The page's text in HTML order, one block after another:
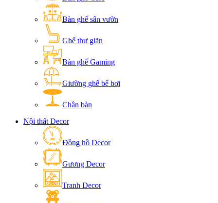
Bàn ghế sân vườn
Ghế thư giãn
Bàn ghế Gaming
Giường ghế bể bơi
Chân bàn
Nội thất Decor
Đồng hồ Decor
Gương Decor
Tranh Decor